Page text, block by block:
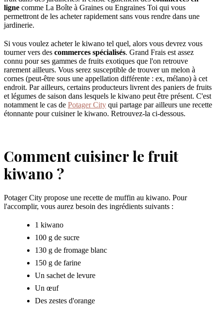
ligne comme La Boîte à Graines ou Engraines Toi qui vous
permettront de les acheter rapidement sans vous rendre dans une
jardinerie.
Si vous voulez acheter le kiwano tel quel, alors vous devrez vous
tourner vers des commerces spécialisés. Grand Frais est assez
connu pour ses gammes de fruits exotiques que l'on retrouve
rarement ailleurs. Vous serez susceptible de trouver un melon à
cornes (peut-être sous une appellation différente : ex, mélano) à cet
endroit. Par ailleurs, certains producteurs livrent des paniers de fruits
et légumes de saison dans lesquels le kiwano peut être présent. C'est
notamment le cas de Potager City qui partage par ailleurs une recette
étonnante pour cuisiner le kiwano. Retrouvez-la ci-dessous.
Comment cuisiner le fruit
kiwano ?
Potager City propose une recette de muffin au kiwano. Pour
l'accomplir, vous aurez besoin des ingrédients suivants :
1 kiwano
100 g de sucre
130 g de fromage blanc
150 g de farine
Un sachet de levure
Un œuf
Des zestes d'orange